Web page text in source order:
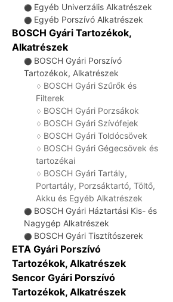
⚫ Egyéb Univerzális Alkatrészek
⚫ Egyéb Porszívó Alkatrészek
BOSCH Gyári Tartozékok,
Alkatrészek
⚫ BOSCH Gyári Porszívó
Tartozékok, Alkatrészek
♢ BOSCH Gyári Szűrők és
Filterek
♢ BOSCH Gyári Porzsákok
♢ BOSCH Gyári Szívófejek
♢ BOSCH Gyári Toldócsövek
♢ BOSCH Gyári Gégecsövek és
tartozékai
♢ BOSCH Gyári Tartály,
Portartály, Porzsáktartó, Töltő,
Akku és Egyéb Alkatrészek
⚫ BOSCH Gyári Háztartási Kis- és
Nagygép Alkatrészek
⚫ BOSCH Gyári Tisztítószerek
ETA Gyári Porszívó
Tartozékok, Alkatrészek
Sencor Gyári Porszívó
Tartozékok, Alkatrészek